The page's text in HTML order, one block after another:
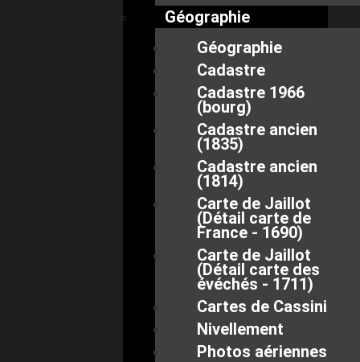
Géographie
Géographie
Cadastre
Cadastre 1966
(bourg)
Cadastre ancien
(1835)
Cadastre ancien
(1814)
Carte de Jaillot
(Détail carte de
France - 1690)
Carte de Jaillot
(Détail carte des
évéchés - 1711)
Cartes de Cassini
Nivellement
Photos aériennes